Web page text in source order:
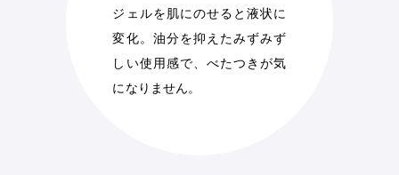
ジェルを肌にのせると液状に
変化。油分を抑えたみずみず
しい使用感で、べたつきが気
になりません。